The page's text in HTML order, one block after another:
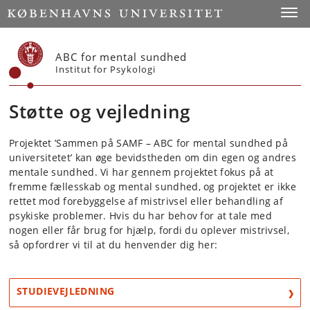
Start
ABC for mental sundhed
Institut for Psykologi
Støtte og vejledning
Projektet ’Sammen på SAMF – ABC for mental sundhed på
universitetet’ kan øge bevidstheden om din egen og andres
mentale sundhed. Vi har gennem projektet fokus på at
fremme fællesskab og mental sundhed, og projektet er ikke
rettet mod forebyggelse af mistrivsel eller behandling af
psykiske problemer. Hvis du har behov for at tale med
nogen eller får brug for hjælp, fordi du oplever mistrivsel,
så opfordrer vi til at du henvender dig her:
STUDIEVEJLEDNING